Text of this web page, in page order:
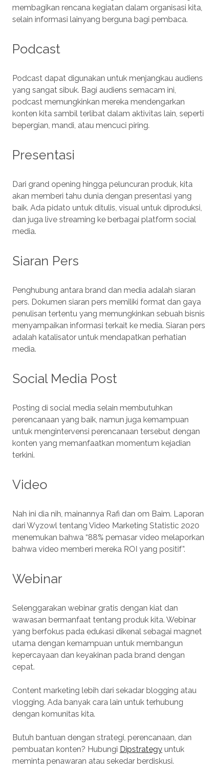
membagikan rencana kegiatan dalam organisasi kita,
selain informasi lainyang berguna bagi pembaca.
Podcast
Podcast dapat digunakan untuk menjangkau audiens
yang sangat sibuk. Bagi audiens semacam ini,
podcast memungkinkan mereka mendengarkan
konten kita sambil terlibat dalam aktivitas lain, seperti
bepergian, mandi, atau mencuci piring.
Presentasi
Dari grand opening hingga peluncuran produk, kita
akan memberi tahu dunia dengan presentasi yang
baik. Ada pidato untuk ditulis, visual untuk diproduksi,
dan juga live streaming ke berbagai platform social
media.
Siaran Pers
Penghubung antara brand dan media adalah siaran
pers. Dokumen siaran pers memiliki format dan gaya
penulisan tertentu yang memungkinkan sebuah bisnis
menyampaikan informasi terkait ke media. Siaran pers
adalah katalisator untuk mendapatkan perhatian
media.
Social Media Post
Posting di social media selain membutuhkan
perencanaan yang baik, namun juga kemampuan
untuk mengintervensi perencanaan tersebut dengan
konten yang memanfaatkan momentum kejadian
terkini.
Video
Nah ini dia nih, mainannya Rafi dan om Baim. Laporan
dari Wyzowl tentang Video Marketing Statistic 2020
menemukan bahwa “88% pemasar video melaporkan
bahwa video memberi mereka ROI yang positif”.
Webinar
Selenggarakan webinar gratis dengan kiat dan
wawasan bermanfaat tentang produk kita. Webinar
yang berfokus pada edukasi dikenal sebagai magnet
utama dengan kemampuan untuk membangun
kepercayaan dan keyakinan pada brand dengan
cepat.
Content marketing lebih dari sekadar blogging atau
vlogging. Ada banyak cara lain untuk terhubung
dengan komunitas kita.
Butuh bantuan dengan strategi, perencanaan, dan
pembuatan konten? Hubungi Dipstrategyuntuk
meminta penawaran atau sekedar berdiskusi.